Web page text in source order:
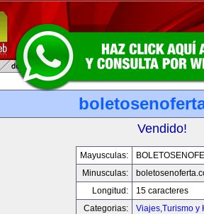
Vendido!
Mayusculas:
Minusculas:
Longitud:
15 caracteres
Categorias:
Viajes,Turismo y